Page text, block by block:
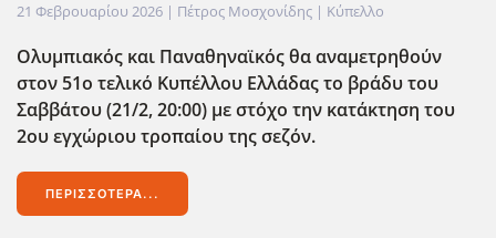
21 Φεβρουαρίου 2026 | Πέτρος Μοσχονίδης | Κύπελλο
Ολυμπιακός και Παναθηναϊκός θα αναμετρηθούν
στον 51ο τελικό Κυπέλλου Ελλάδας το βράδυ του
Σαββάτου (21/2, 20:00) με στόχο την κατάκτηση του
2ου εγχώριου τροπαίου της σεζόν.
ΠΕΡΙΣΣΌΤΕΡΑ...